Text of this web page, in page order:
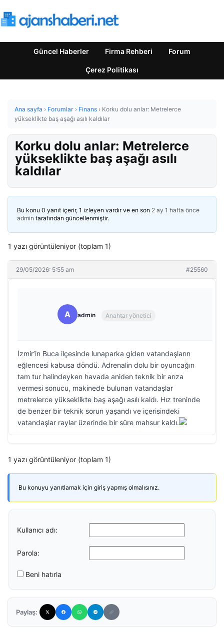
Güncel Haberler Firma Rehberi Forum
Çerez Politikası
Ana sayfa › Forumlar › Finans › Korku dolu anlar: Metrelerce
yükseklikte baş aşağı asılı kaldılar
Korku dolu anlar: Metrelerce
yükseklikte baş aşağı asılı
kaldılar
Bu konu 0 yanıt içerir, 1 izleyen vardır ve en son 2 ay 1 hafta önce
admin tarafından güncellenmiştir.
1 yazı görüntüleniyor (toplam 1)
29/05/2026: 5:55 am #25560
A admin Anahtar yönetici
İzmir’in Buca ilçesinde lunaparka giden vatandaşların
eğlencesi kabusa döndü. Adrenalin dolu bir oyuncağın
tam tur halindeyken havada aniden teknik bir arıza
vermesi sonucu, makinede bulunan vatandaşlar
metrelerce yükseklikte baş aşağı asılı kaldı. Hız treninde
de benzer bir teknik sorun yaşandı ve içerisindeki
vatandaşlar raylar üzerinde bir süre mahsur kaldı.
1 yazı görüntüleniyor (toplam 1)
Bu konuyu yanıtlamak için giriş yapmış olmalısınız.
Kullanıcı adı:
Parola:
Beni hatırla
Paylaş: